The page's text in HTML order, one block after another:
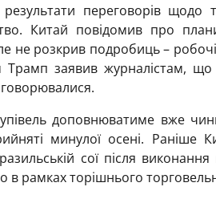
переговорів щодо
Китай повідомив про
не розкрив подробиць –
заявив журналістам, що
доповнюватиме вже
минулої осені. Раніше
сої після виконання
в рамках торішнього